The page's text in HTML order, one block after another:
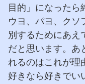
目的」になったら
ウヨ、パヨ、クソ
別するためにあえ
だと思います。あ
れるのはこれが理
好きなら好きでい